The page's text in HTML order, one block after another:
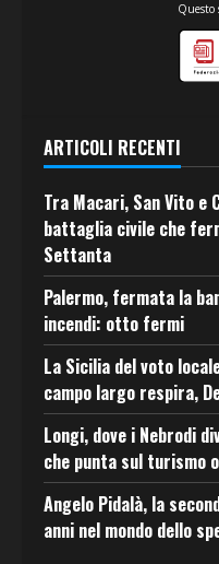
Questo
ARTICOLI RECENTI
Tra Macari, San Vito e
battaglia civile che
Settanta
Palermo, fermata la
incendi: otto fermi
La Sicilia del voto
campo largo respira,
Longi, dove i Nebrodi
che punta sul turismo
Angelo Pidalà, la
anni nel mondo dello